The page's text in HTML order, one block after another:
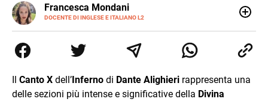
Francesca Mondani
DOCENTE DI INGLESE E ITALIANO L2
LINKEDIN
INSTAGRAM
secondaria di secondo grado. Mi occupo inoltre di
traduzioni, SEO Onsite e contenuti per il web. Amo i saggi
della sintesi.
Il Canto X dell’Inferno di Dante Alighieri rappresenta una
delle sezioni più intense e significative della Divina